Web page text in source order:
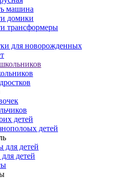
машина
домики
трансформеры
для новорожденных
детей
детей
для детей
для детей